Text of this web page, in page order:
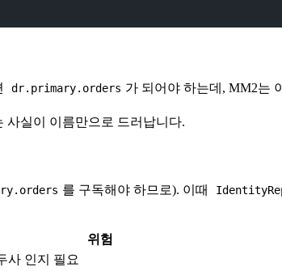
dr.primary.orders 가 되어야 하는데, MM2는
사실이 이름만으로 드러납니다.
를 구독해야 하므로). 이때
위험
사 인지 필요